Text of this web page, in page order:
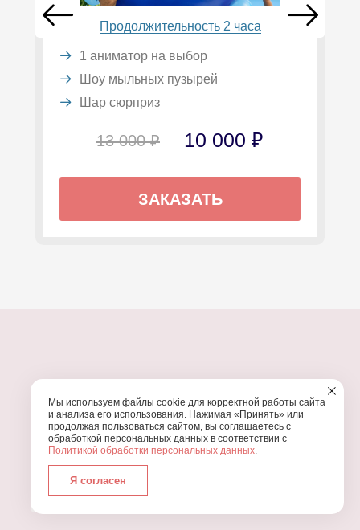
Продолжительность 2 часа
1 аниматор на выбор
Шоу мыльных пузырей
Шар сюрприз
13 000 ₽ 10 000 ₽
ЗАКАЗАТЬ
УЗНАЙТЕ, ПОЧЕМУ ПРОВЕДЕНИЕВАШЕГО
ПРАЗДНИКА СТОИТ ДОВЕРИТЬ НАМ
Работаем с 2016 года
Мы используем файлы cookie для корректной работы сайта
и анализа его использования. Нажимая «Принять» или
продолжая пользоваться сайтом, вы соглашаетесь с
обработкой персональных данных в соответствии с
Политикой обработки персональных данных.
Я согласен